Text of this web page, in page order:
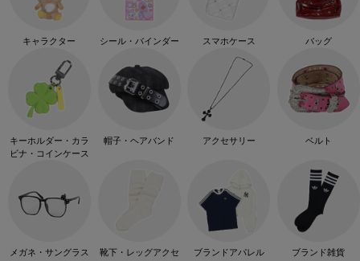
キャラクター シール・バインダー スマホケース バッグ
キーホルダー・カラ
ビナ・コインケース
帽子・ヘアバンド アクセサリー ベルト
メガネ・サングラス 靴下・レッグアクセ ブランドアパレル ブランド雑貨